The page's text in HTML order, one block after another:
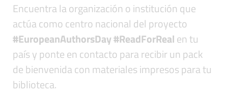
Encuentra la organización o institución que
actúa como centro nacional del proyecto
#EuropeanAuthorsDay #ReadForRealen tu
país y ponte en contacto para recibir un pack
de bienvenida con materiales impresos para tu
biblioteca.